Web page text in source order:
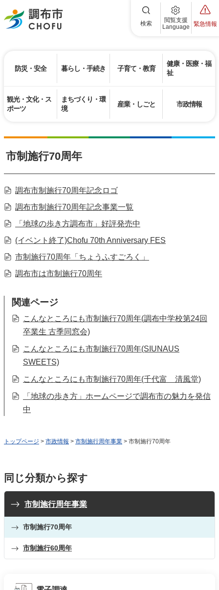
調布市 検索
閲覧支援
Language
緊急情報
防災・安全 暮らし・手続き 子育て・教育
健康・医療・福
祉
観光・文化・ス
ポーツ
まちづくり・環
境
産業・しごと 市政情報
市制施行70周年
調布市制施行70周年記念ロゴ
調布市制施行70周年記念事業一覧
「地球の歩き方調布市」好評発売中
(イベント終了)Chofu 70th Anniversary FES
市制施行70周年「ちょうふすごろく」
調布市は市制施行70周年
関連ページ
こんなところにも市制施行70周年(調布中学校第24回
卒業生 古季同窓会)
こんなところにも市制施行70周年(SIUNAUS
SWEETS)
こんなところにも市制施行70周年(千代富 清風堂)
「地球の歩き方」ホームページで調布市の魅力を発信
中
トップページ > 市政情報 > 市制施行周年事業 > 市制施行70周年
同じ分類から探す
市制施行周年事業
市制施行70周年
市制施行60周年